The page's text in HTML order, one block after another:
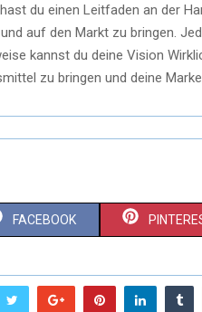
du einen Leitfaden an der
auf den Markt zu bringen.
kannst du deine Vision
zu bringen und deine
FACEBOOK